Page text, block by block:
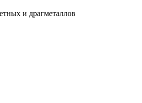
и драгметаллов